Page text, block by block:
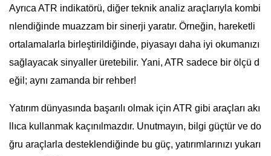
Ayrıca ATR indikatörü, diğer teknik analiz araçlarıyla kombi
nlendiğinde muazzam bir sinerji yaratır. Örneğin, hareketli
ortalamalarla birleştirildiğinde, piyasayı daha iyi okumanızı
sağlayacak sinyaller üretebilir. Yani, ATR sadece bir ölçü d
eğil; aynı zamanda bir rehber!
Yatırım dünyasında başarılı olmak için ATR gibi araçları akı
llıca kullanmak kaçınılmazdır. Unutmayın, bilgi güçtür ve do
ğru araçlarla desteklendiğinde bu güç, yatırımlarınızı yukarı